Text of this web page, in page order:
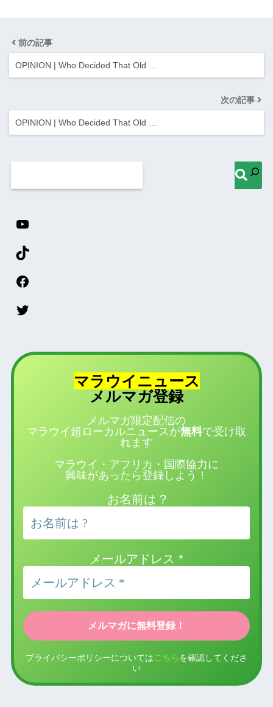
前の記事
OPINION | Who Decided That Old …
次の記事
OPINION | Who Decided That Old …
マラウイニュース
メルマガ登録
メルマガ限定配信の
マラウイ超ローカルニュースが無料で受け取
れます
マラウイ・アフリカ・国際協力に
興味があったら登録しよう！
お名前は ?
メールアドレス *
プライバシーポリシーについては こちら を確認してくださ
い